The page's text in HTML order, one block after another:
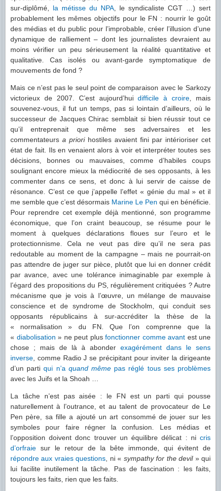
sur-diplômé, la métisse du NPA , le syndicaliste CGT …) sert
probablement les mêmes objectifs pour le FN : nourrir le goût
des médias et du public pour l’improbable, créer l’illusion d’une
dynamique de ralliement – dont les journalistes devraient au
moins vérifier un peu sérieusement la réalité quantitative et
qualitative. Cas isolés ou avant-garde symptomatique de
mouvements de fond ?
Mais ce n’est pas le seul point de comparaison avec le Sarkozy
victorieux de 2007. C’est aujourd’huidifficile à croire , mais
souvenez-vous, il fut un temps, pas si lointain d’ailleurs, où le
successeur de Jacques Chirac semblait si bien réussir tout ce
qu’il entreprenait que même ses adversaires et les
commentateurs a priorihostiles avaient fini par intérioriser cet
état de fait. Ils en venaient alors à voir et interpréter toutes ses
décisions, bonnes ou mauvaises, comme d’habiles coups
soulignant encore mieux la médiocrité de ses opposants, à les
commenter dans ce sens, et donc à lui servir de caisse de
résonance. C’est ce que j’appelle l’effet « génie du mal » et il
me semble que c’est désormais Marine Le Pen qui en bénéficie.
Pour reprendre cet exemple déjà mentionné, son programme
économique, que l’on craint beaucoup, se résume pour le
moment à quelques déclarations floues sur l’euro et le
protectionnisme. Cela ne veut pas dire qu’il ne sera pas
redoutable au moment de la campagne – mais ne pourrait-on
pas attendre de juger sur pièce, plutôt que lui en donner crédit
par avance, avec une tolérance inimaginable par exemple à
l’égard des propositions du PS, régulièrement critiquées ? Autre
mécanisme que je vois à l’œuvre, un mélange de mauvaise
conscience et de syndrome de Stockholm, qui conduit ses
opposants républicains à sur-accréditer la thèse de la
« normalisation » du FN. Que l’on comprenne que la
« diabolisation » ne peut plus fonctionner comme avant est une
chose ; mais de là à abonder exagérément dans le sens
inverse , comme Radio J se précipitant pour inviter la dirigeante
d’un partiqui n’a quand même pas réglé tous ses problèmes
avec les Juifs et la Shoah …
La tâche n’est pas aisée : le FN est un parti qui pousse
naturellement à l’outrance, et au talent de provocateur de Le
Pen père, sa fille a ajouté un art consommé de jouer sur les
symboles pour faire régner la confusion. Les médias et
l’opposition doivent donc trouver un équilibre délicat : ni cris
d’orfraie sur le retour de la bête immonde, qui évitent de
répondre aux vraies questions , ni « sympathy for the devil» qui
lui facilite inutilement la tâche. Pas de fascination : les faits,
toujours les faits, rien que les faits.